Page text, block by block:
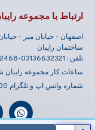
ارتباط با مجموعه
ساختمان رایبان
تلفن : 03136632321-03136632468 -03136630965
ساعات کار مجموعه رایبان شنبه تا چهارشنبه
شماره واتس اپ و تلگرام 09367362200 جهت پشتیبانی و پاسخگویی 24 ساعته